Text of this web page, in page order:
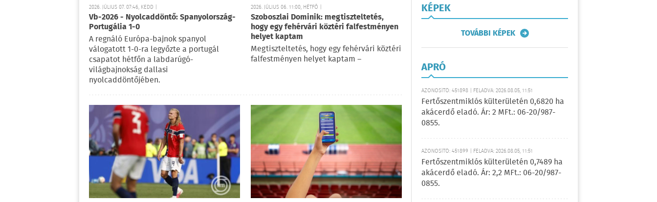
2026. JÚLIUS 07. 07:46, KEDD |
Vb-2026 - Nyolcaddöntő: Spanyolország-
Portugália 1-0
A regnáló Európa-bajnok spanyol
válogatott 1-0-ra legyőzte a portugál
csapatot hétfőn a labdarúgó-
világbajnokság dallasi
nyolcaddöntőjében.
2026. JÚLIUS 06. 11:00, HÉTFŐ |
Szoboszlai Dominik: megtiszteltetés,
hogy egy fehérvári köztéri falfestményen
helyet kaptam
Megtiszteltetés, hogy egy fehérvári köztéri
falfestményen helyet kaptam –
KÉPEK
TOVÁBBI KÉPEK
APRÓ
AZONOSÍTÓ: 451898 | FELADVA: 2026.08.05, 11:51
Fertőszentmiklós külterületén 0,6820 ha
akácerdő eladó. Ár: 2 MFt.: 06-20/987-
0855.
AZONOSÍTÓ: 451899 | FELADVA: 2026.08.05, 11:51
Fertőszentmiklós külterületén 0,7489 ha
akácerdő eladó. Ár: 2,2 MFt.: 06-20/987-
0855.